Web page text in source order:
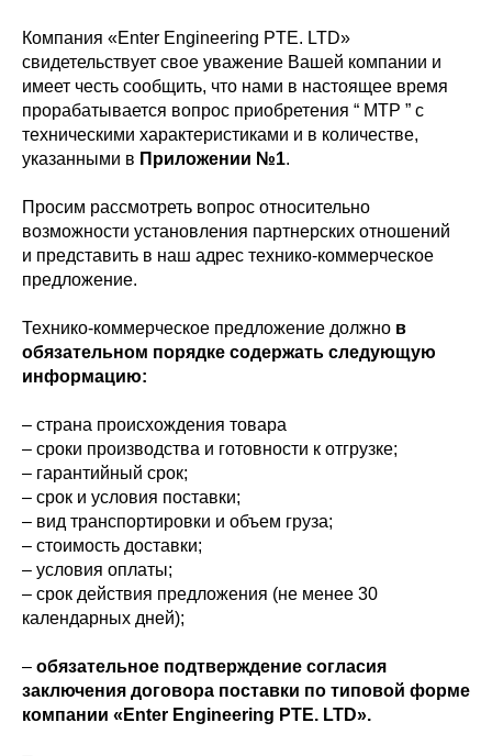
Компания «Enter Engineering PTE. LTD»
свидетельствует свое уважение Вашей компании и
имеет честь сообщить, что нами в настоящее время
прорабатывается вопрос приобретения “ МТР ” с
техническими характеристиками и в количестве,
указанными в Приложении №1.
Просим рассмотреть вопрос относительно
возможности установления партнерских отношений
и представить в наш адрес технико-коммерческое
предложение.
Технико-коммерческое предложение должно в
обязательном порядке содержать следующую
информацию:
– страна происхождения товара
– сроки производства и готовности к отгрузке;
– гарантийный срок;
– срок и условия поставки;
– вид транспортировки и объем груза;
– стоимость доставки;
– условия оплаты;
– срок действия предложения (не менее 30
календарных дней);
– обязательное подтверждение согласия
заключения договора поставки по типовой форме
компании «Enter Engineering PTE. LTD».